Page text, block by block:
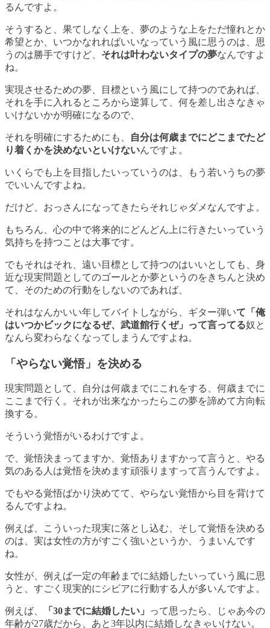
るんですよ。
そうすると、果てしなく上を、夢のような上をただ憧れとか
希望とか、いつかなれればいいなっていう風に思うのは、思
うのは勝手ですけど、 それは叶わないタイプの夢なんですよ
ね。
実現させるための夢、目標という風にして持つのであれば、
それを手に入れるところから逆算して、何を差し出さなきゃ
いけないかが明確になるので、
それを明確にするためにも、
自分は何歳までにどこまでたど
り着くかを決めないといけないんですよ。
いくらでも上を目指したいっていうのは、もう若いうちの夢
でいいんですよね。
だけど、 おっさんになってきたらそれじゃダメ なんですよ。
もちろん、心の中で将来的にどんどん上に行きたいっていう
気持ちを持つことは大事です。
でもそれはそれ、遠い目標として持つのはいいとしても、身
近な現実問題としてのゴールとか夢というのをきちんと決め
て、そのための行動をしないのであれば、
それはなんかいい年してバイトしながら、ギター弾いて「俺
はいつかビックになるぜ、武道館行くぜ」って言ってる奴と
なんら変わらなくなってしまうんですよね。
「やらない覚悟」を決める
現実問題として、自分は何歳までにこれをする、何歳までに
ここまで行く。それが出来なかったらこの夢を諦めて方向転
換する。
そういう覚悟がいるわけですよ。
で、覚悟決まってますか、覚悟ありますかって言うと、やる
気のある人は覚悟を決めます頑張りますって言うんですよ。
でもやる覚悟ばかり決めてて、やらない覚悟から目を背けて
る んですよね。
例えば、こういった現実に落とし込む、そして覚悟を決める
のは、実は女性の方がすごく強いというか、うまいんです
ね。
女性が、例えば一定の年齢までに結婚したいっていう風に思
うと、すごく現実的にシビアに行動する人が多いんですよ。
例えば、 「30までに結婚したい」
って思ったら、じゃあ今の
年齢が27歳だから、あと3年以内に結婚しなきゃいけない。